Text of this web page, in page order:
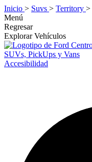
Inicio > Suvs > Territory >
Menú
Regresar
Explorar Vehículos
Accesibilidad